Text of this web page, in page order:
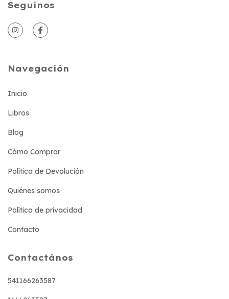
Seguinos
Navegación
Inicio
Libros
Blog
Cómo Comprar
Política de Devolución
Quiénes somos
Política de privacidad
Contacto
Contactános
541166263587